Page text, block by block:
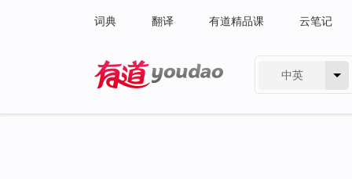
词典 翻译 有道精品课 云笔记
中英